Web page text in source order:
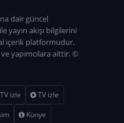
dair güncel
yayın akışı bilgilerini
içerik platformudur.
yapımcılara aittir. ©
izle
TV izle
Künye